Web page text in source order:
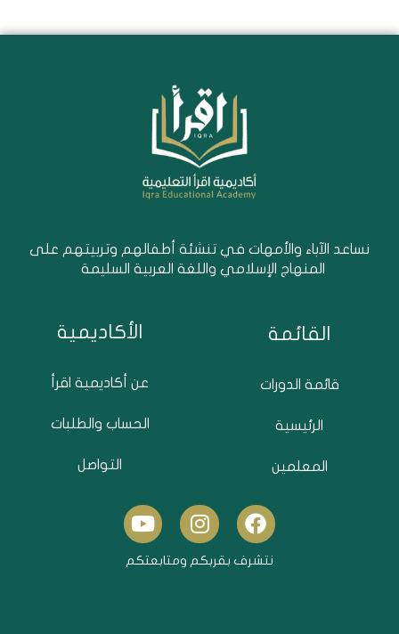
نساعد الآباء والأمهات في تنشئة أطفالهم وتربيتهم على
المنهاج الإسلامي واللغة العربية السليمة
القائمة
قائمة الدورات
الرئيسية
المعلمين
الأكاديمية
عن أكاديمية اقرأ
الحساب والطلبات
التواصل
F
a
c
I
n
s
Y
o
u
نتشرف بقربكم ومتابعتكم